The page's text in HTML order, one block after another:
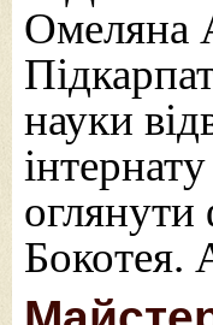
Омеляна
науки
оглянути
Бокотея.